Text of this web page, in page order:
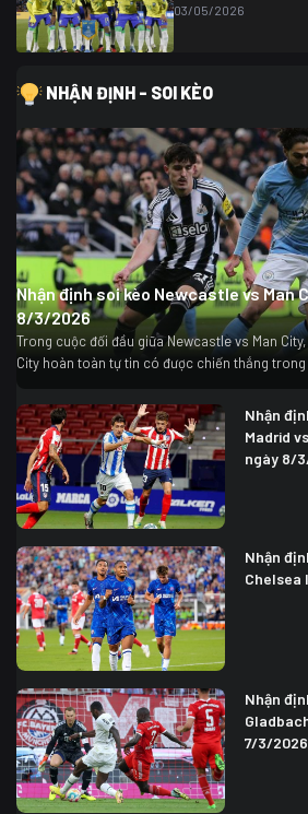
03/05/2026
NHẬN ĐỊNH - SOI KÈO
Nhận định soi kèo Newcastle vs Man
8/3/2026
Trong cuộc đối đầu giữa Newcastle vs Man
City hoàn toàn tự tin có được chiến thắng trong
Nhận
Madrid
ngày 8/
Nhận
Chelsea
Nhận
7/3/2026